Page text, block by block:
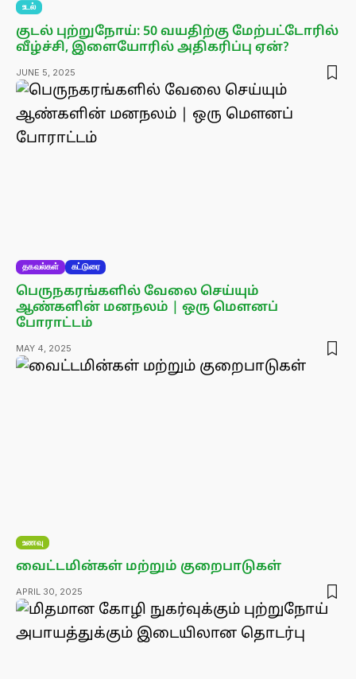
உடல்
குடல் புற்றுநோய்: 50 வயதிற்கு மேற்பட்டோரில்
வீழ்ச்சி, இளையோரில் அதிகரிப்பு ஏன்?
JUNE 5, 2025
தகவல்கள் கட்டுரை
பெருநகரங்களில் வேலை செய்யும்
ஆண்களின் மனநலம் | ஒரு மௌனப்
போராட்டம்
MAY 4, 2025
உணவு
வைட்டமின்கள் மற்றும் குறைபாடுகள்
APRIL 30, 2025